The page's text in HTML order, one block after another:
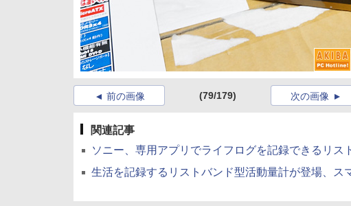
前の画像 (79/179) 次の画像
関連記事
ソニー、専用アプリでライフログを記録できるリス
生活を記録するリストバンド型活動量計が登場、ス